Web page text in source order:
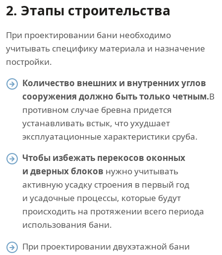
2. Этапы строительства
При проектировании бани необходимо
учитывать специфику материала и назначение
постройки.
Количество внешних и внутренних углов
сооружения должно быть только четным.В
противном случае бревна придется
устанавливать встык, что ухудшает
эксплуатационные характеристики сруба.
Чтобы избежать перекосов оконных
и дверных блоков нужно учитывать
активную усадку строения в первый год
и усадочные процессы, которые будут
происходить на протяжении всего периода
использования бани.
При проектировании двухэтажной бани